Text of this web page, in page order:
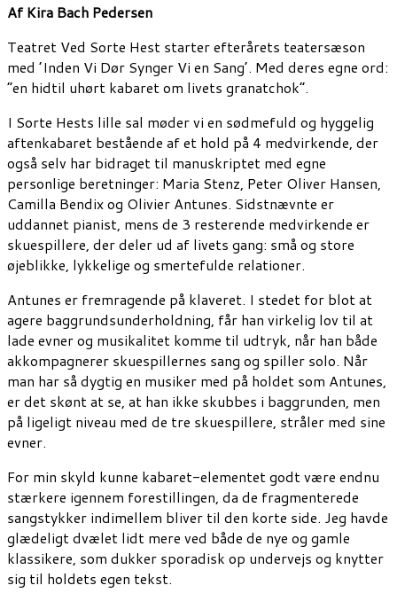
Af Kira Bach Pedersen
Teatret Ved Sorte Hest starter efterårets teatersæson
med ’Inden Vi Dør Synger Vi en Sang’. Med deres egne ord:
”en hidtil uhørt kabaret om livets granatchok”.
I Sorte Hests lille sal møder vi en sødmefuld og hyggelig
aftenkabaret bestående af et hold på 4 medvirkende, der
også selv har bidraget til manuskriptet med egne
personlige beretninger: Maria Stenz, Peter Oliver Hansen,
Camilla Bendix og Olivier Antunes. Sidstnævnte er
uddannet pianist, mens de 3 resterende medvirkende er
skuespillere, der deler ud af livets gang: små og store
øjeblikke, lykkelige og smertefulde relationer.
Antunes er fremragende på klaveret. I stedet for blot at
agere baggrundsunderholdning, får han virkelig lov til at
lade evner og musikalitet komme til udtryk, når han både
akkompagnerer skuespillernes sang og spiller solo. Når
man har så dygtig en musiker med på holdet som Antunes,
er det skønt at se, at han ikke skubbes i baggrunden, men
på ligeligt niveau med de tre skuespillere, stråler med sine
evner.
For min skyld kunne kabaret-elementet godt være endnu
stærkere igennem forestillingen, da de fragmenterede
sangstykker indimellem bliver til den korte side. Jeg havde
glædeligt dvælet lidt mere ved både de nye og gamle
klassikere, som dukker sporadisk op undervejs og knytter
sig til holdets egen tekst.